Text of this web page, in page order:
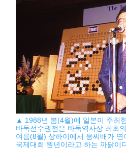
▲ 1988년 봄(4월)에 일본이 주최
바둑선수권전은 바둑역사상 최초
여름(8월) 상하이에서 응씨배가
국제대회 원년이라고 하는 까닭이